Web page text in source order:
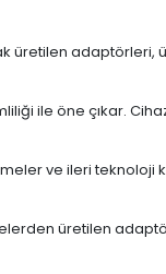
üretilen
ile öne çıkar.
ve ileri teknoloji
üretilen